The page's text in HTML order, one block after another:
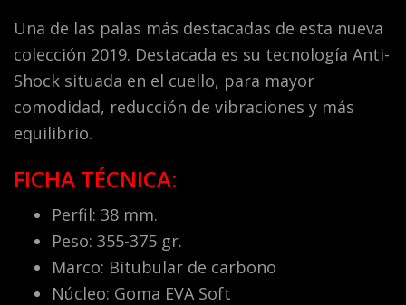
Una de las palas más destacadas de esta nueva
colección 2019. Destacada es su tecnología Anti-
Shock situada en el cuello, para mayor
comodidad, reducción de vibraciones y más
equilibrio.
FICHA TÉCNICA:
Perfil: 38 mm.
Peso: 355-375 gr.
Marco: Bitubular de carbono
Núcleo: Goma EVA Soft